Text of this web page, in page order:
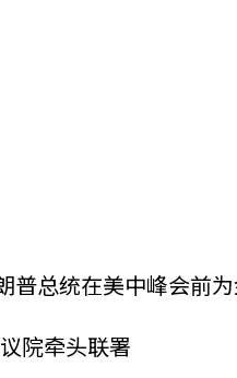
总统在美中峰会前
院牵头联署